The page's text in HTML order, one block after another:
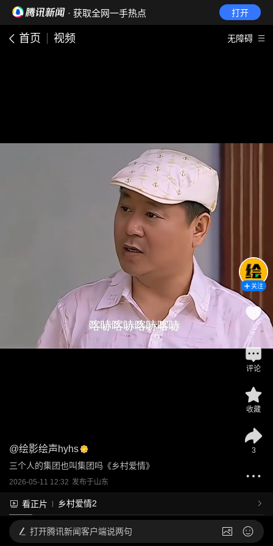
· 获取全网一手热点 打开
首页 视频 无障碍
@绘影绘声hyhs
三个人的集团也叫集团吗《乡村爱情》
2026-05-11 12:32 发布于山东
看正片 乡村爱情2
关注
1
评论
收藏
3
打开腾讯新闻客户端说两句